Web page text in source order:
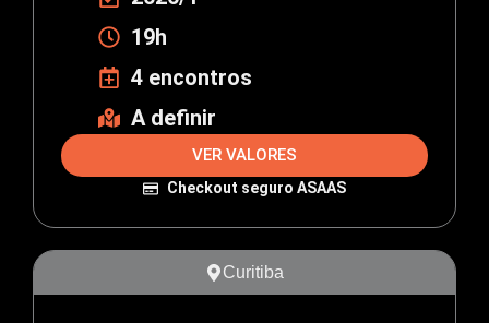
19h
4 encontros
A definir
VER VALORES
Checkout seguro ASAAS
Curitiba